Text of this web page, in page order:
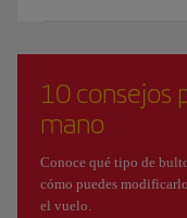
10 consejos
mano
Conoce qué tipo de
cómo puedes
el vuelo.